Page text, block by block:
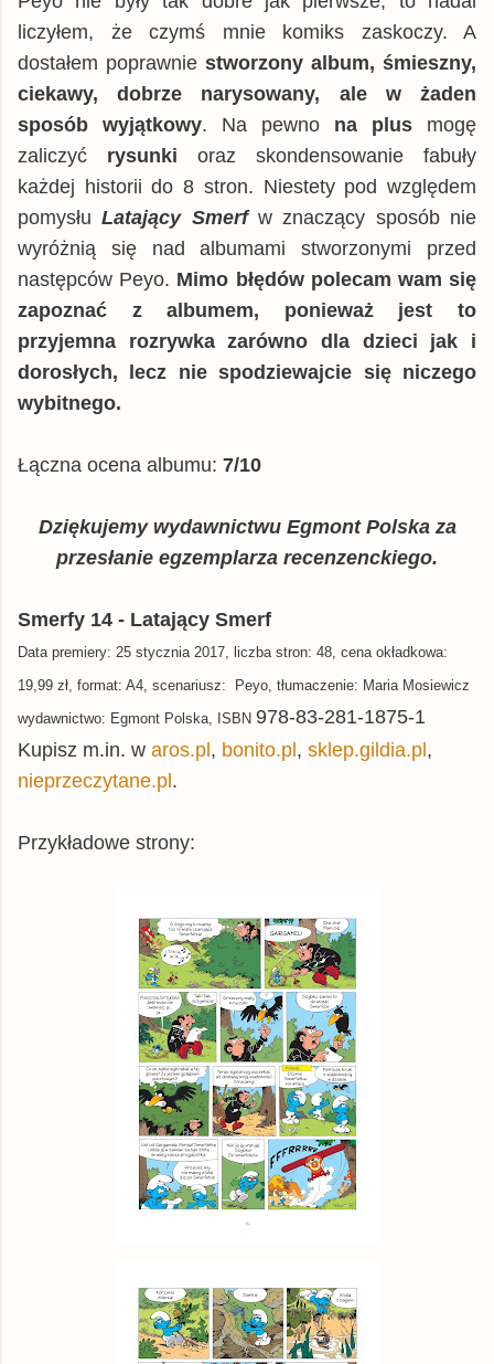
liczyłem, że czymś mnie komiks zaskoczy. A
dostałem poprawnie stworzony album, śmieszny,
ciekawy, dobrze narysowany, ale w żaden
sposób wyjątkowy. Na pewno na plus mogę
zaliczyć rysunki oraz skondensowanie fabuły
każdej historii do 8 stron. Niestety pod względem
pomysłuLatający Smerfw znaczący sposób nie
wyróżnią się nad albumami stworzonymi przed
następców Peyo. Mimo błędów polecam wam się
zapoznać z albumem, ponieważ jest to
przyjemna rozrywka zarówno dla dzieci jak i
dorosłych, lecz nie spodziewajcie się niczego
wybitnego.
Łączna ocena albumu: 7/10
Dziękujemy wydawnictwu Egmont Polska za
przesłanie egzemplarza recenzenckiego.
Smerfy 14 - Latający Smerf
Data premiery: 25 stycznia 2017 , liczba stron: 48, cena okładkowa:
19,99 zł, format: A4, scenariusz:
Peyo , tłumaczenie: Maria Mosiewicz
wydawnictwo: Egmont Polska, ISBN 978-83-281-1875-1
Kupisz m.in. w aros.pl, bonito.pl, sklep.gildia.pl,
nieprzeczytane.pl.
Przykładowe strony: